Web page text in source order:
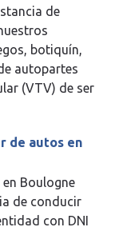
de
botiquín,
autopartes
(VTV) de ser
de autos en
Boulogne
de conducir
con DNI